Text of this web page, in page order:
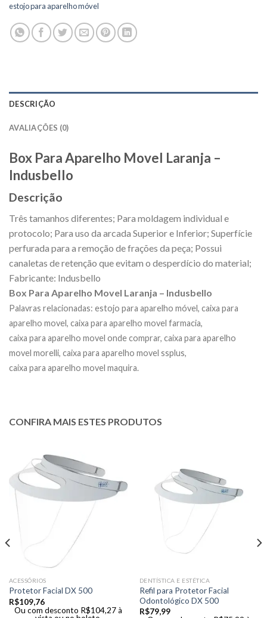
estojo para aparelho móvel
DESCRIÇÃO
AVALIAÇÕES (0)
Box Para Aparelho Movel Laranja –
Indusbello
Descrição
Três tamanhos diferentes; Para moldagem individual e
protocolo; Para uso da arcada Superior e Inferior; Superfície
perfurada para a remoção de frações da peça; Possui
canaletas de retenção que evitam o desperdício do material;
Fabricante: Indusbello
Box Para Aparelho Movel Laranja – Indusbello
Palavras relacionadas: estojo para aparelho móvel, caixa para
aparelho movel, caixa para aparelho movel farmacia,
caixa para aparelho movel onde comprar, caixa para aparelho
movel morelli, caixa para aparelho movel ssplus,
caixa para aparelho movel maquira.
CONFIRA MAIS ESTES PRODUTOS
ACESSÓRIOS
Protetor Facial DX 500
R$109,76
Ou com desconto R$104,27à
DENTÍSTICA E ESTÉTICA
Refil para Protetor Facial
Odontológico DX 500
R$79,99